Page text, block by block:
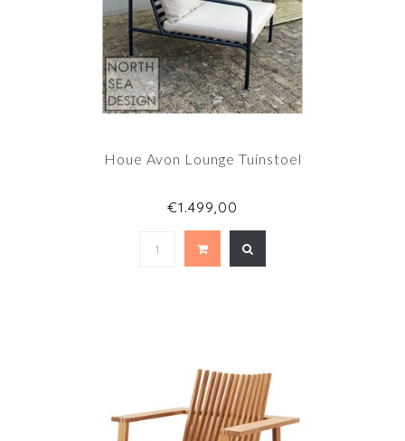
Houe Avon Lounge Tuinstoel
€1.499,00